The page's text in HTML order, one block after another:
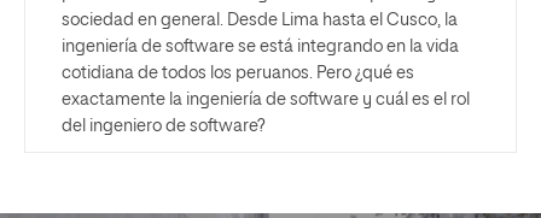
sociedad en general. Desde Lima hasta el Cusco, la
ingeniería de software se está integrando en la vida
cotidiana de todos los peruanos. Pero ¿qué es
exactamente la ingeniería de software y cuál es el rol
del ingeniero de software?